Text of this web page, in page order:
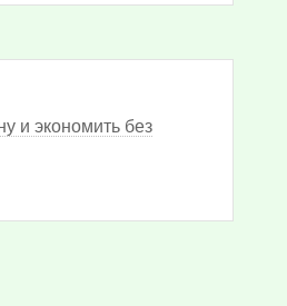
и экономить без